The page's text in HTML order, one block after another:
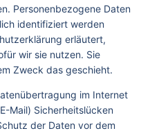
Personenbezogene Daten
identifiziert werden
erläutert,
wir sie nutzen. Sie
Zweck das geschieht.
im Internet
Mail) Sicherheitslücken
der Daten vor dem